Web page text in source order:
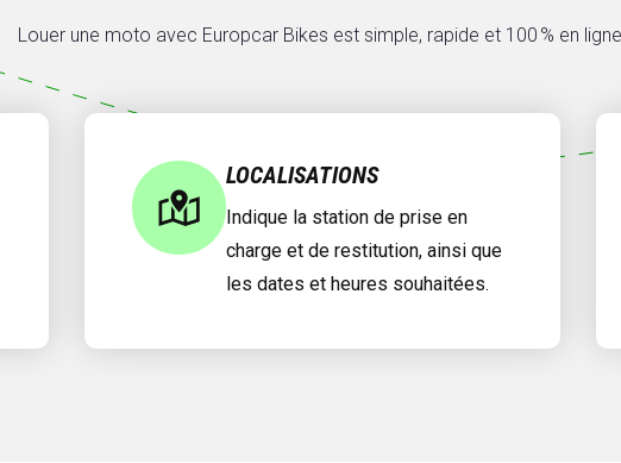
Louer une moto avec Europcar Bikes est simple, rapide et 100 % en
LOCALISATIONS
Indique la station de prise en
charge et de restitution, ainsi que
les dates et heures souhaitées.